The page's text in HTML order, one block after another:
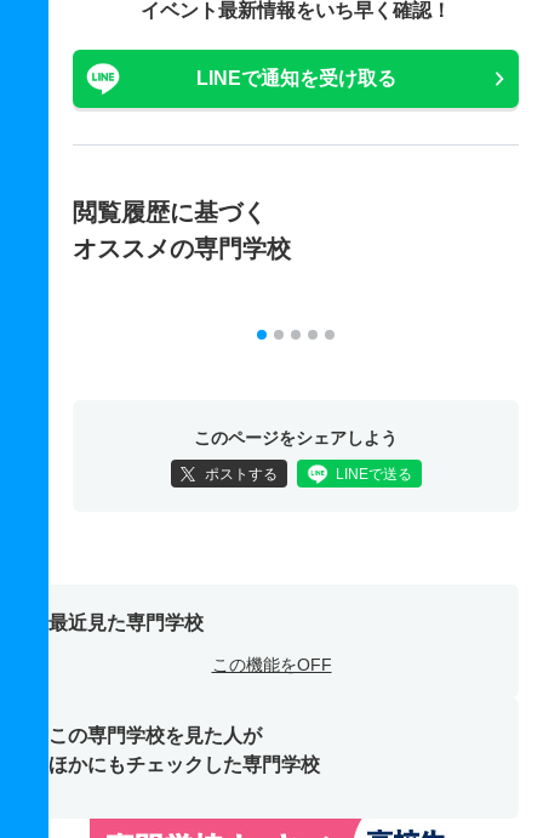
イベント最新情報をいち早く確認！
LINEで通知を受け取る
閲覧履歴に基づく
オススメの専門学校
このページをシェアしよう
ポストする LINEで送る
最近見た専門学校
この機能をOFF
この専門学校を見た人が
ほかにもチェックした専門学校